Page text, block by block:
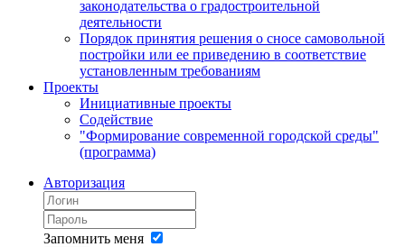
законодательства о градостроительной
деятельности
Порядок принятия решения о сносе самовольной
постройки или ее приведению в соответствие
установленным требованиям
Проекты
Инициативные проекты
Содействие
"Формирование современной городской среды"
(программа)
Авторизация
Запомнить меня